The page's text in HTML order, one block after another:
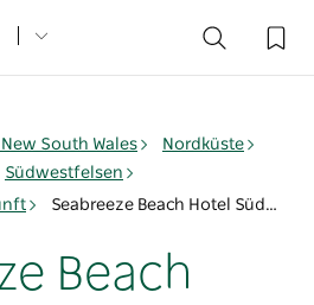
South Wales
Nordküste
Südwestfelsen
Seabreeze Beach Hotel Südwestfelsen
Beach